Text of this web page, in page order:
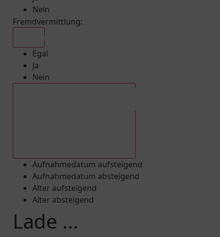
Nein
Fremdvermittlung:
Egal
Ja
Nein
Aufnahmedatum aufsteigend
Aufnahmedatum absteigend
Alter aufsteigend
Alter absteigend
Lade ...